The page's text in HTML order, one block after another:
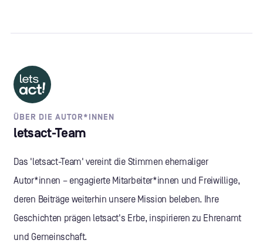
ÜBER DIE AUTOR*INNEN
letsact-Team
Das 'letsact-Team' vereint die Stimmen ehemaliger
Autor*innen – engagierte Mitarbeiter*innen und Freiwillige,
deren Beiträge weiterhin unsere Mission beleben. Ihre
Geschichten prägen letsact's Erbe, inspirieren zu Ehrenamt
und Gemeinschaft.